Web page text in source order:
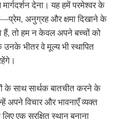
देना। यह हमें परमेश्वर के
अनुग्रह और क्षमा दिखाने के
हैं, तो हम न केवल अपने बच्चों को
उनके भीतर वे मूल्य भी स्थापित
के साथ सार्थक बातचीत करने के
अपने विचार और भावनाएँ व्यक्त
एक सुरक्षित स्थान बनाना